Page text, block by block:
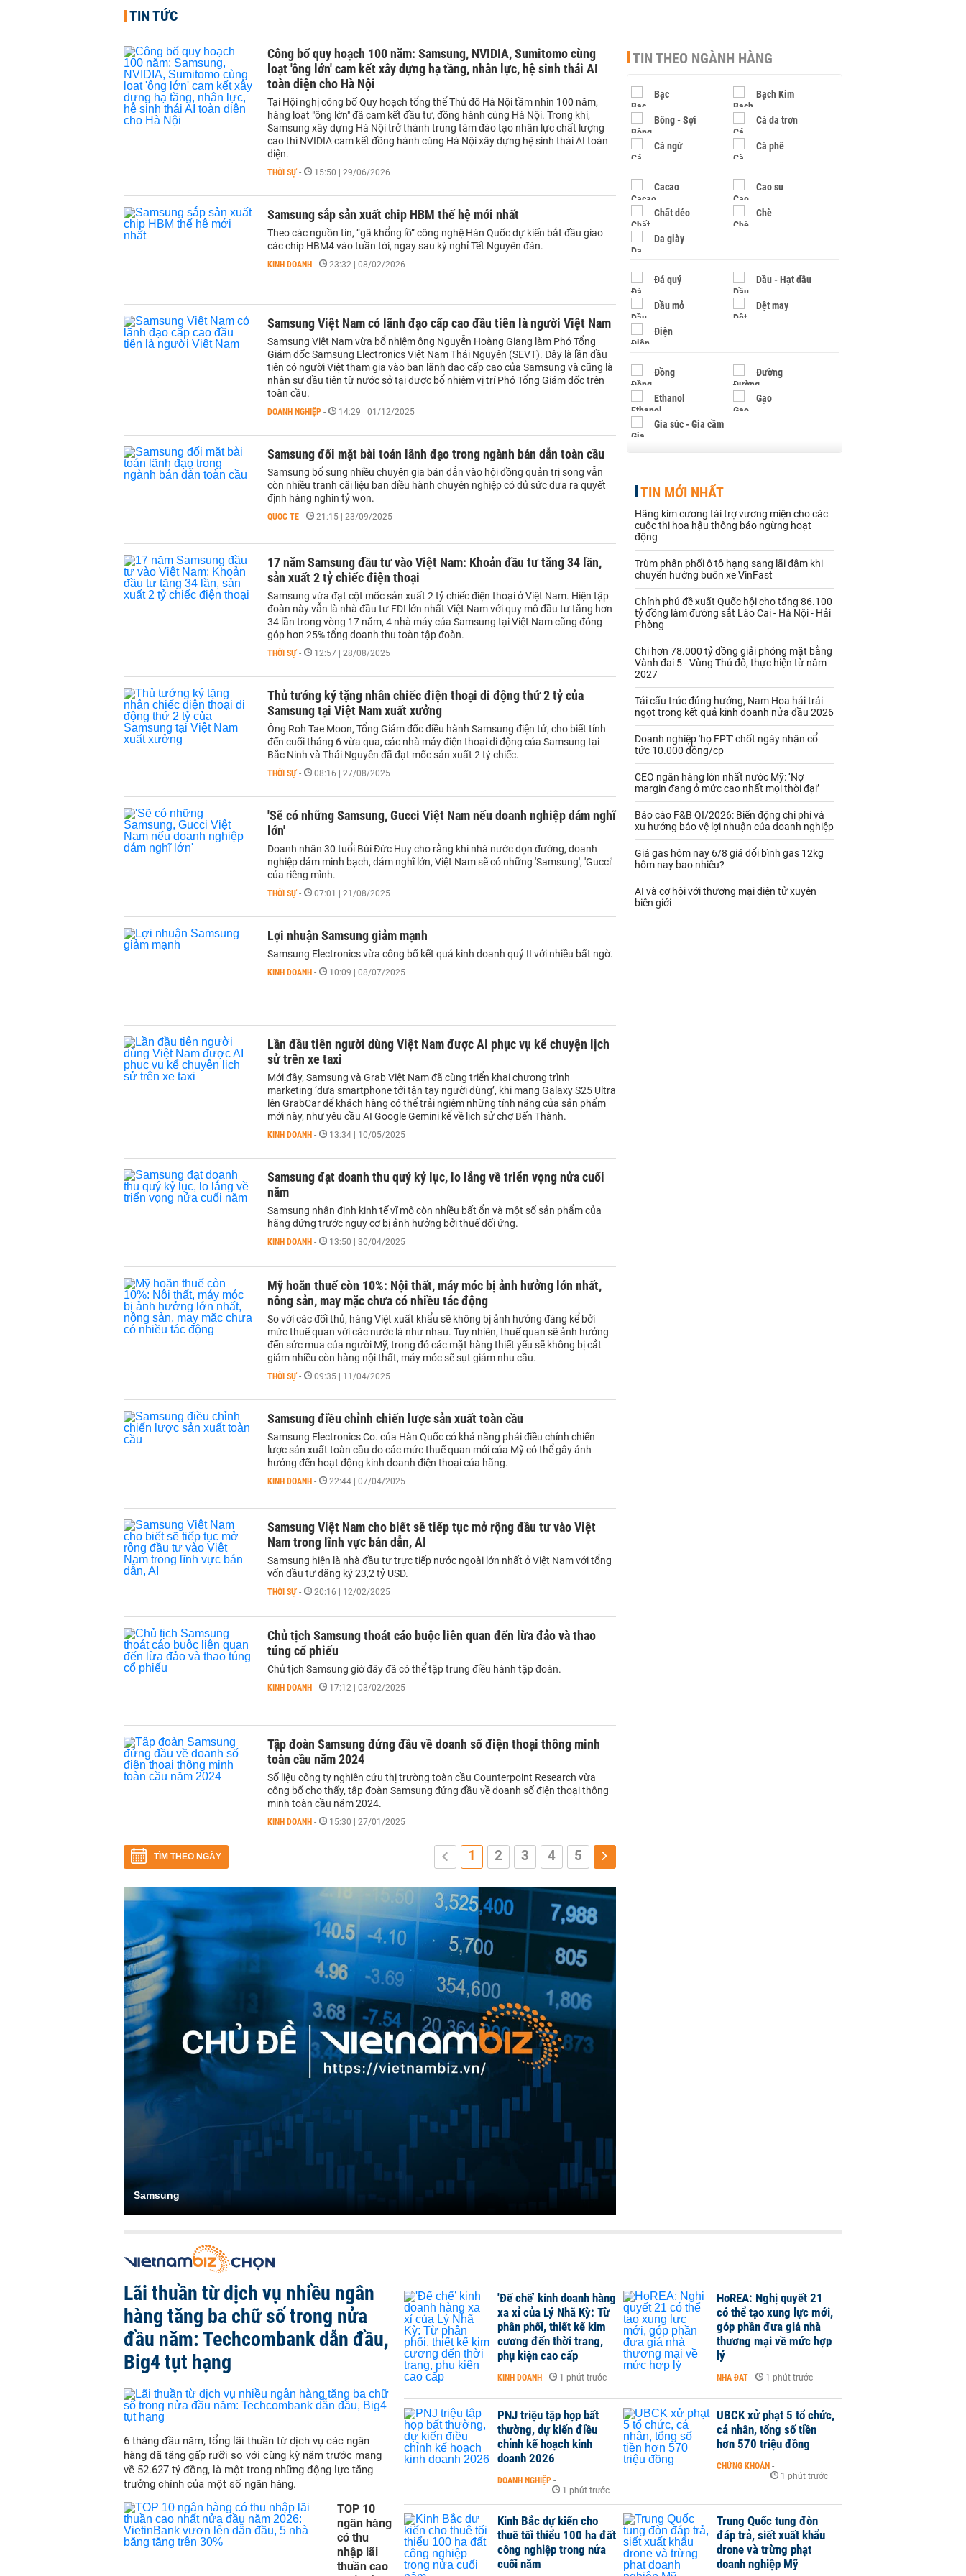
TIN TỨC
Công bố quy hoạch 100 năm: Samsung, NVIDIA, Sumitomo cùng
loạt 'ông lớn' cam kết xây dựng hạ tầng, nhân lực, hệ sinh thái AI
toàn diện cho Hà Nội
Tại Hội nghị công bố Quy hoạch tổng thể Thủ đô Hà Nội tầm nhìn 100 năm,
hàng loạt "ông lớn" đã cam kết đầu tư, đồng hành cùng Hà Nội. Trong khi,
Samsung xây dựng Hà Nội trở thành trung tâm đào tạo nhân lực chất lượng
cao thì NVIDIA cam kết đồng hành cùng Hà Nội xây dựng hệ sinh thái AI toàn
diện.
THỜI SỰ - 15:50 | 29/06/2026
Samsung sắp sản xuất chip HBM thế hệ mới nhất
Theo các nguồn tin, “gã khổng lồ” công nghệ Hàn Quốc dự kiến bắt đầu giao
các chip HBM4 vào tuần tới, ngay sau kỳ nghỉ Tết Nguyên đán.
KINH DOANH - 23:32 | 08/02/2026
Samsung Việt Nam có lãnh đạo cấp cao đầu tiên là người Việt Nam
Samsung Việt Nam vừa bổ nhiệm ông Nguyễn Hoàng Giang làm Phó Tổng
Giám đốc Samsung Electronics Việt Nam Thái Nguyên (SEVT). Đây là lần đầu
tiên có người Việt tham gia vào ban lãnh đạo cấp cao của Samsung và cũng là
nhân sự đầu tiên từ nước sở tại được bổ nhiệm vị trí Phó Tổng Giám đốc trên
toàn cầu.
DOANH NGHIỆP - 14:29 | 01/12/2025
Samsung đối mặt bài toán lãnh đạo trong ngành bán dẫn toàn cầu
Samsung bổ sung nhiều chuyên gia bán dẫn vào hội đồng quản trị song vẫn
còn nhiều tranh cãi liệu ban điều hành chuyên nghiệp có đủ sức đưa ra quyết
định hàng nghìn tỷ won.
QUỐC TẾ - 21:15 | 23/09/2025
17 năm Samsung đầu tư vào Việt Nam: Khoản đầu tư tăng 34 lần,
sản xuất 2 tỷ chiếc điện thoại
Samsung vừa đạt cột mốc sản xuất 2 tỷ chiếc điện thoại ở Việt Nam. Hiện tập
đoàn này vẫn là nhà đầu tư FDI lớn nhất Việt Nam với quy mô đầu tư tăng hơn
34 lần trong vòng 17 năm, 4 nhà máy của Samsung tại Việt Nam cũng đóng
góp hơn 25% tổng doanh thu toàn tập đoàn.
THỜI SỰ - 12:57 | 28/08/2025
Thủ tướng ký tặng nhân chiếc điện thoại di động thứ 2 tỷ của
Samsung tại Việt Nam xuất xưởng
Ông Roh Tae Moon, Tổng Giám đốc điều hành Samsung điện tử, cho biết tính
đến cuối tháng 6 vừa qua, các nhà máy điện thoại di động của Samsung tại
Bắc Ninh và Thái Nguyên đã đạt mốc sản xuất 2 tỷ chiếc.
THỜI SỰ - 08:16 | 27/08/2025
'Sẽ có những Samsung, Gucci Việt Nam nếu doanh nghiệp dám nghĩ
lớn'
Doanh nhân 30 tuổi Bùi Đức Huy cho rằng khi nhà nước dọn đường, doanh
nghiệp dám minh bạch, dám nghĩ lớn, Việt Nam sẽ có những 'Samsung', 'Gucci'
của riêng mình.
THỜI SỰ - 07:01 | 21/08/2025
Lợi nhuận Samsung giảm mạnh
Samsung Electronics vừa công bố kết quả kinh doanh quý II với nhiều bất ngờ.
KINH DOANH - 10:09 | 08/07/2025
Lần đầu tiên người dùng Việt Nam được AI phục vụ kể chuyện lịch
sử trên xe taxi
Mới đây, Samsung và Grab Việt Nam đã cùng triển khai chương trình
marketing ‘đưa smartphone tới tận tay người dùng’, khi mang Galaxy S25 Ultra
lên GrabCar để khách hàng có thể trải ngiệm những tính năng của sản phẩm
mới này, như yêu cầu AI Google Gemini kể về lịch sử chợ Bến Thành.
KINH DOANH - 13:34 | 10/05/2025
Samsung đạt doanh thu quý kỷ lục, lo lắng về triển vọng nửa cuối
năm
Samsung nhận định kinh tế vĩ mô còn nhiều bất ổn và một số sản phẩm của
hãng đứng trước nguy cơ bị ảnh hưởng bởi thuế đối ứng.
KINH DOANH - 13:50 | 30/04/2025
Mỹ hoãn thuế còn 10%: Nội thất, máy móc bị ảnh hưởng lớn nhất,
nông sản, may mặc chưa có nhiều tác động
So với các đối thủ, hàng Việt xuất khẩu sẽ không bị ảnh hưởng đáng kể bởi
mức thuế quan với các nước là như nhau. Tuy nhiên, thuế quan sẽ ảnh hưởng
đến sức mua của người Mỹ, trong đó các mặt hàng thiết yếu sẽ không bị cắt
giảm nhiều còn hàng nội thất, máy móc sẽ sụt giảm nhu cầu.
THỜI SỰ - 09:35 | 11/04/2025
Samsung điều chỉnh chiến lược sản xuất toàn cầu
Samsung Electronics Co. của Hàn Quốc có khả năng phải điều chỉnh chiến
lược sản xuất toàn cầu do các mức thuế quan mới của Mỹ có thể gây ảnh
hưởng đến hoạt động kinh doanh điện thoại của hãng.
KINH DOANH - 22:44 | 07/04/2025
Samsung Việt Nam cho biết sẽ tiếp tục mở rộng đầu tư vào Việt
Nam trong lĩnh vực bán dẫn, AI
Samsung hiện là nhà đầu tư trực tiếp nước ngoài lớn nhất ở Việt Nam với tổng
vốn đầu tư đăng ký 23,2 tỷ USD.
THỜI SỰ - 20:16 | 12/02/2025
Chủ tịch Samsung thoát cáo buộc liên quan đến lừa đảo và thao
túng cổ phiếu
Chủ tịch Samsung giờ đây đã có thể tập trung điều hành tập đoàn.
KINH DOANH - 17:12 | 03/02/2025
Tập đoàn Samsung đứng đầu về doanh số điện thoại thông minh
toàn cầu năm 2024
Số liệu công ty nghiên cứu thị trường toàn cầu Counterpoint Research vừa
công bố cho thấy, tập đoàn Samsung đứng đầu về doanh số điện thoại thông
minh toàn cầu năm 2024.
KINH DOANH - 15:30 | 27/01/2025
TÌM THEO NGÀY 1 2 3 4 5
Samsung
TIN THEO NGÀNH HÀNG
Bạc Bạch Kim
Bông - Sợi Cá da trơn
Cá ngừ Cà phê
Cacao Cao su
Chất dẻo Chè
Da giày
Đá quý Dầu - Hạt dầu
Dầu mỏ Dệt may
Điện
Đồng Đường
Ethanol Gạo
Gia súc - Gia cầm
Hạt điều
Khí đốt
Kim loại khác Mắc ca
Nhựa - Hạt nhựa
Palladium Phân bón
Rau - Củ -Quả
Sữa
Than Thức ăn chăn nuôi
Vàng
VLXD khác
Xi măng - Clynker
TIN MỚI NHẤT
Hãng kim cương tài trợ vương miện cho các
cuộc thi hoa hậu thông báo ngừng hoạt
động
Trùm phân phối ô tô hạng sang lãi đậm khi
chuyển hướng buôn xe VinFast
Chính phủ đề xuất Quốc hội cho tăng 86.100
tỷ đồng làm đường sắt Lào Cai - Hà Nội - Hải
Phòng
Chi hơn 78.000 tỷ đồng giải phóng mặt bằng
Vành đai 5 - Vùng Thủ đô, thực hiện từ năm
2027
Tái cấu trúc đúng hướng, Nam Hoa hái trái
ngọt trong kết quả kinh doanh nửa đầu 2026
Doanh nghiệp 'họ FPT' chốt ngày nhận cổ
tức 10.000 đồng/cp
CEO ngân hàng lớn nhất nước Mỹ: ‘Nợ
margin đang ở mức cao nhất mọi thời đại’
Báo cáo F&B QI/2026: Biến động chi phí và
xu hướng bảo vệ lợi nhuận của doanh nghiệp
Giá gas hôm nay 6/8 giá đổi bình gas 12kg
hôm nay bao nhiêu?
AI và cơ hội với thương mại điện tử xuyên
biên giới
Lãi thuần từ dịch vụ nhiều ngân
hàng tăng ba chữ số trong nửa
đầu năm: Techcombank dẫn đầu,
Big4 tụt hạng
6 tháng đầu năm, tổng lãi thuần từ dịch vụ các ngân
hàng đã tăng gấp rưỡi so với cùng kỳ năm trước mang
về 52.627 tỷ đồng, là một trong những động lực tăng
trưởng chính của một số ngân hàng.
TOP 10
ngân hàng
có thu
nhập lãi
thuần cao
'Đế chế’ kinh doanh hàng
xa xỉ của Lý Nhã Kỳ: Từ
phân phối, thiết kế kim
cương đến thời trang,
phụ kiện cao cấp
KINH DOANH - 1 phút trước
HoREA: Nghị quyết 21
có thể tạo xung lực mới,
góp phần đưa giá nhà
thương mại về mức hợp
lý
NHÀ ĐẤT - 1 phút trước
PNJ triệu tập họp bất
thường, dự kiến điều
chỉnh kế hoạch kinh
doanh 2026
DOANH NGHIỆP -
1 phút trước
UBCK xử phạt 5 tổ chức,
cá nhân, tổng số tiền
hơn 570 triệu đồng
CHỨNG KHOÁN -
1 phút trước
Kinh Bắc dự kiến cho
thuê tối thiểu 100 ha đất
công nghiệp trong nửa
cuối năm
Trung Quốc tung đòn
đáp trả, siết xuất khẩu
drone và trừng phạt
doanh nghiệp Mỹ